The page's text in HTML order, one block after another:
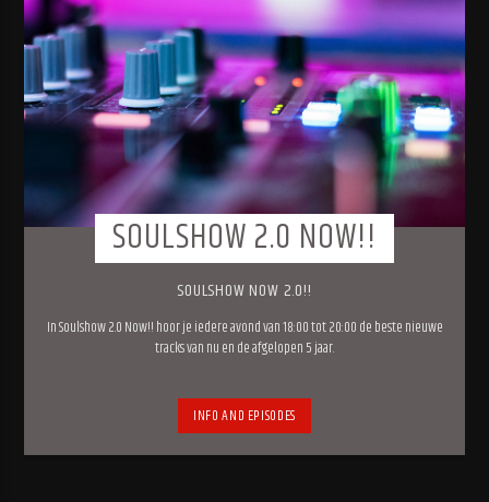
SOULSHOW 2.0 NOW!!
SOULSHOW NOW 2.0!!
In Soulshow 2.0 Now!! hoor je iedere avond van 18:00 tot 20:00 de beste nieuwe
tracks van nu en de afgelopen 5 jaar.
INFO AND EPISODES